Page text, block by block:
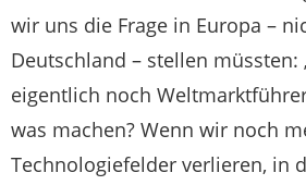
wir uns die Frage in Europa –
Deutschland – stellen müssten:
eigentlich noch
was machen? Wenn wir noch
Technologiefelder verlieren, in